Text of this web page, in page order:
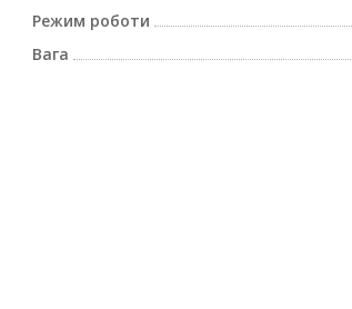
Режим роботи
Вага